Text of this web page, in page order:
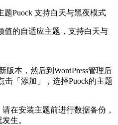
题Puock 支持白天与黑夜模式
值的自适应主题，支持白天与
版本，然后到WordPress管理后
击「添加」，选择Puock的主题
在安装主题前进行数据备份，
生。